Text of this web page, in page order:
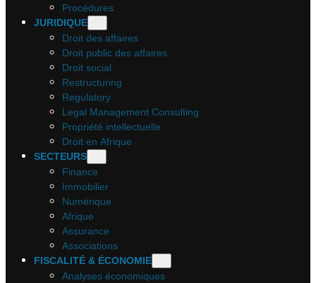
Procédures
JURIDIQUE
Droit des affaires
Droit public des affaires
Droit social
Restructuring
Regulatory
Legal Management Consulting
Propriété intellectuelle
Droit en Afrique
SECTEURS
Finance
Immobilier
Numérique
Afrique
Assurance
Associations
FISCALITÉ & ÉCONOMIE
Analyses économiques